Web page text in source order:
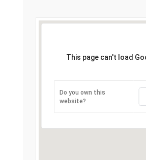
This page can't load
Do you own this
website?